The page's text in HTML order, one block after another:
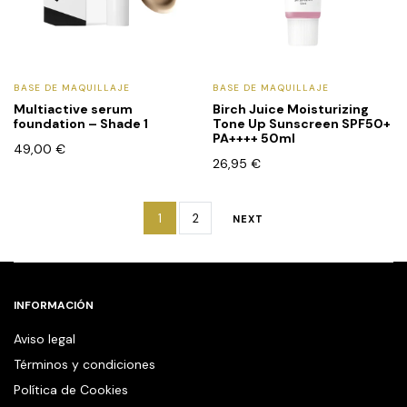
BASE DE MAQUILLAJE
Multiactive serum
foundation – Shade 1
49,00 €
BASE DE MAQUILLAJE
Birch Juice Moisturizing
Tone Up Sunscreen SPF50+
PA++++ 50ml
26,95 €
1 2 NEXT
INFORMACIÓN
Aviso legal
Términos y condiciones
Política de Cookies